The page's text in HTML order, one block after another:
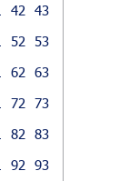
42
43
52
53
62
63
72
73
82
83
92
93